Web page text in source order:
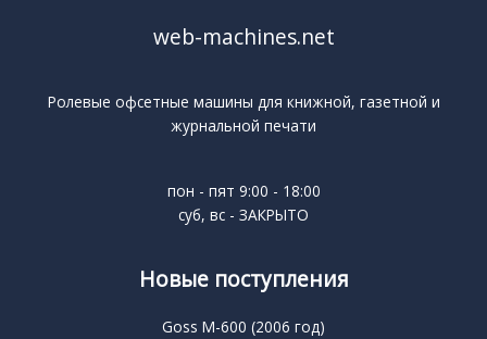
web-machines.net
Ролевые офсетные машины для книжной, газетной и
журнальной печати
пон - пят 9:00 - 18:00
суб, вс - ЗАКРЫТО
Новые поступления
Goss M-600 (2006 год)